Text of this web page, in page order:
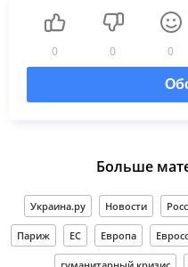
0 0 0
Больше
Украина.ру Новости
Париж ЕС Европа